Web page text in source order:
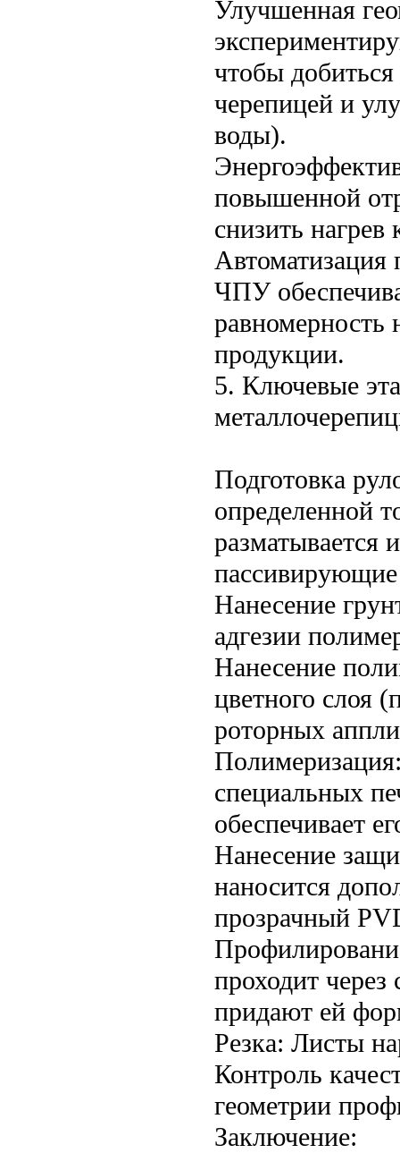
Улучшенная
чтобы добиться
черепицей и
воды).
повышенной
снизить нагрев
Автоматизация
ЧПУ
равномерность
продукции.
5. Ключевые
Подготовка
определенной
разматывается
Нанесение
адгезии
Нанесение
цветного слоя
роторных
специальных
обеспечивает
Нанесение
наносится
прозрачный
проходит
придают ей
Резка: Листы
Контроль
геометрии
Заключение: